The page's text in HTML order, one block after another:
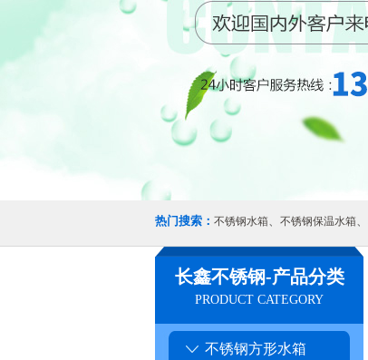
热门搜索： 不锈钢水箱、 不锈钢保温水箱、
长鑫不锈钢-产品分类
PRODUCT CATEGORY
不锈钢方形水箱